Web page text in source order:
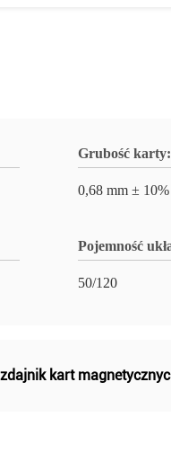
Grubość karty:
0,68 mm ± 10%
Pojemność
50/120
kart